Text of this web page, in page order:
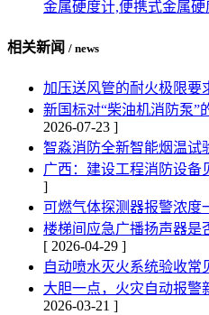
金属硬度计,便携式金属
相关新闻 / news
加压送风管的耐火极限要
新国标对“柴油机消防泵”
2026-07-23 ]
智淼消防全新智能烟温试
广西：建设工程消防设备
]
可燃气体探测器报警浓度
楼梯间应急广播扬声器是
[ 2026-04-29 ]
自动喷水灭火系统验收常
大胆一点，火灾自动报警
2026-03-21 ]